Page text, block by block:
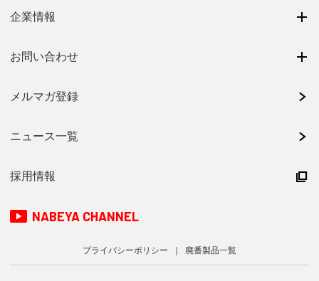
企業情報
お問い合わせ
メルマガ登録
ニュース一覧
採用情報
NABEYA CHANNEL
プライバシーポリシー 廃番製品一覧